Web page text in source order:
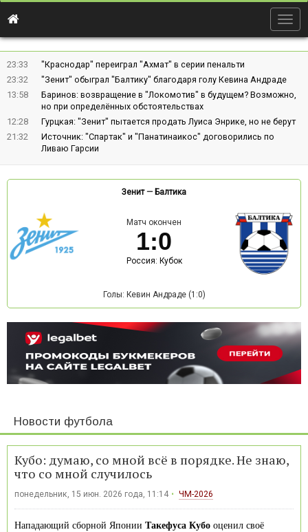
23:33
"Краснодар" переиграл "Ахмат" в серии пенальти
23:32
"Зенит" обыграл "Балтику" благодаря голу Кевина Андраде
13:58
Баринов: возвращение в "Локомотив" в будущем? Возможно,
но при определённых обстоятельствах
12:28
Гурцкая: "Зенит" пытается продать Луиса Энрике, но не берут
21:32
Источник: "Спартак" и "Панатинаикос" договорились по
Ливаю Гарсии
Зенит— Балтика
Матч окончен
1:0
Россия: Кубок
Голы: Кевин Андраде (1:0)
Новости футбола
Кубо: думаю, со мной всё в порядке. Не знаю,
что со мной случилось
понедельник, 15 июн. 2026 года, 11:14 ЧМ-2026
Нападающий сборной Японии Такефуса Кубо оценил своё